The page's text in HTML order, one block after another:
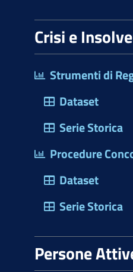
Crisi e
Strumenti di
Dataset
Serie Storica
Procedure
Dataset
Serie Storica
Persone